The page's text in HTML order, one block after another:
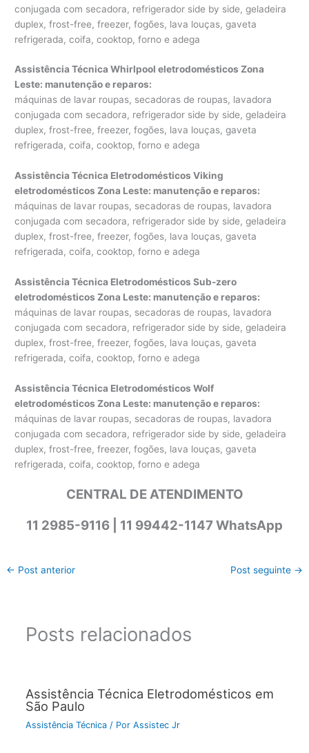
conjugada com secadora, refrigerador side by side, geladeira
duplex, frost-free, freezer, fogões, lava louças, gaveta
refrigerada, coifa, cooktop, forno e adega
Assistência Técnica Whirlpool eletrodomésticos Zona
Leste: manutenção e reparos:
máquinas de lavar roupas, secadoras de roupas, lavadora
conjugada com secadora, refrigerador side by side, geladeira
duplex, frost-free, freezer, fogões, lava louças, gaveta
refrigerada, coifa, cooktop, forno e adega
Assistência Técnica Eletrodomésticos Viking
eletrodomésticos Zona Leste: manutenção e reparos:
máquinas de lavar roupas, secadoras de roupas, lavadora
conjugada com secadora, refrigerador side by side, geladeira
duplex, frost-free, freezer, fogões, lava louças, gaveta
refrigerada, coifa, cooktop, forno e adega
Assistência Técnica Eletrodomésticos Sub-zero
eletrodomésticos Zona Leste: manutenção e reparos:
máquinas de lavar roupas, secadoras de roupas, lavadora
conjugada com secadora, refrigerador side by side, geladeira
duplex, frost-free, freezer, fogões, lava louças, gaveta
refrigerada, coifa, cooktop, forno e adega
Assistência Técnica Eletrodomésticos Wolf
eletrodomésticos Zona Leste: manutenção e reparos:
máquinas de lavar roupas, secadoras de roupas, lavadora
conjugada com secadora, refrigerador side by side, geladeira
duplex, frost-free, freezer, fogões, lava louças, gaveta
refrigerada, coifa, cooktop, forno e adega
CENTRAL DE ATENDIMENTO
11 2985-9116 | 11 99442-1147 WhatsApp
← Post anterior Post seguinte →
Posts relacionados
Assistência Técnica Eletrodomésticos em
São Paulo
Assistência Técnica/ Por Assistec Jr